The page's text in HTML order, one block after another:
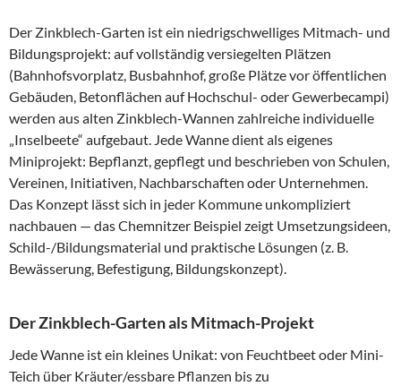
Der Zinkblech-Garten ist ein niedrigschwelliges Mitmach- und
Bildungsprojekt: auf vollständig versiegelten Plätzen
(Bahnhofsvorplatz, Busbahnhof, große Plätze vor öffentlichen
Gebäuden, Betonflächen auf Hochschul- oder Gewerbecampi)
werden aus alten Zinkblech-Wannen zahlreiche individuelle
„Inselbeete“ aufgebaut. Jede Wanne dient als eigenes
Miniprojekt: Bepflanzt, gepflegt und beschrieben von Schulen,
Vereinen, Initiativen, Nachbarschaften oder Unternehmen.
Das Konzept lässt sich in jeder Kommune unkompliziert
nachbauen — das Chemnitzer Beispiel zeigt Umsetzungsideen,
Schild-/Bildungsmaterial und praktische Lösungen (z. B.
Bewässerung, Befestigung, Bildungskonzept).
Der Zinkblech-Garten als Mitmach-Projekt
Jede Wanne ist ein kleines Unikat: von Feuchtbeet oder Mini-
Teich über Kräuter/essbare Pflanzen bis zu